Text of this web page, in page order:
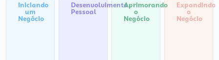
Iniciando
um
Negócio
Desenvolvimento
Pessoal
Aprimorando
o
Negócio
Expandindo
o
Negócio